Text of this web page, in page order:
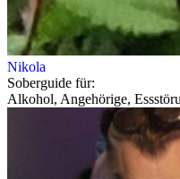
Nikola
Soberguide für:
Alkohol, Angehörige,